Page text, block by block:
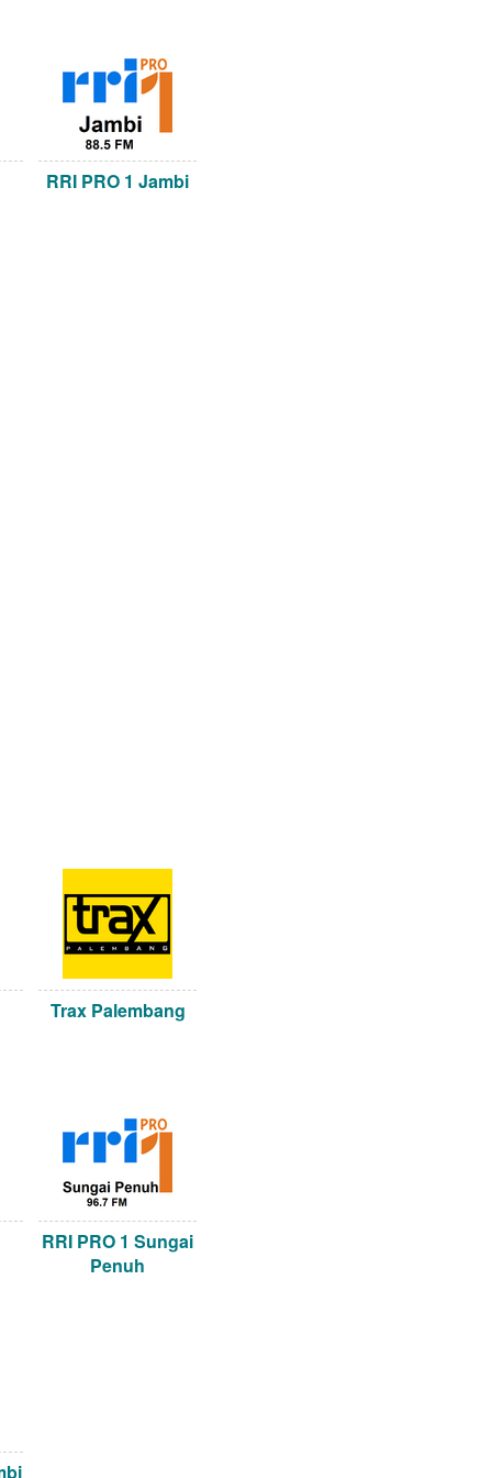
RRI PRO 1 Jambi
Trax Palembang
RRI PRO 1 Sungai
Penuh